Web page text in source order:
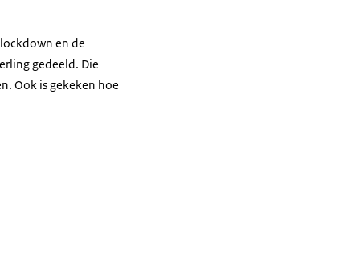
lockdown en de
gedeeld. Die
Ook is gekeken hoe